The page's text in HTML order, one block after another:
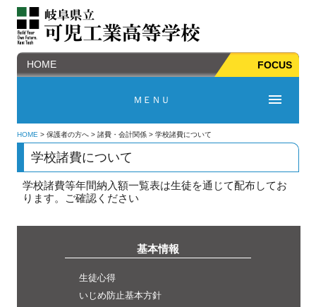
HOME FOCUS
ＭＥＮＵ
HOME > 保護者の方へ > 諸費・会計関係 > 学校諸費について
学校諸費について
学校諸費等年間納入額一覧表は生徒を通じて配布してお
ります。ご確認ください
基本情報
生徒心得
いじめ防止基本方針